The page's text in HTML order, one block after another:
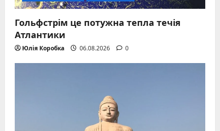
Гольфстрім це потужна тепла течія
Атлантики
Юлія Коробка 06.08.2026 0